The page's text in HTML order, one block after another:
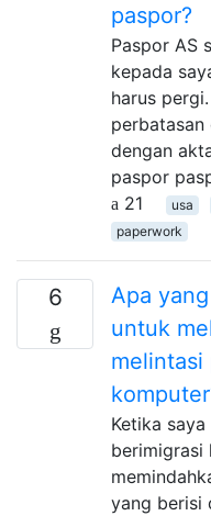
paspor?
Paspor AS
kepada
harus
perbatasan
dengan
paspor
21
usa
paperwork
6
Apa
untuk
melintasi
Ketika
berimigrasi
yang berisi